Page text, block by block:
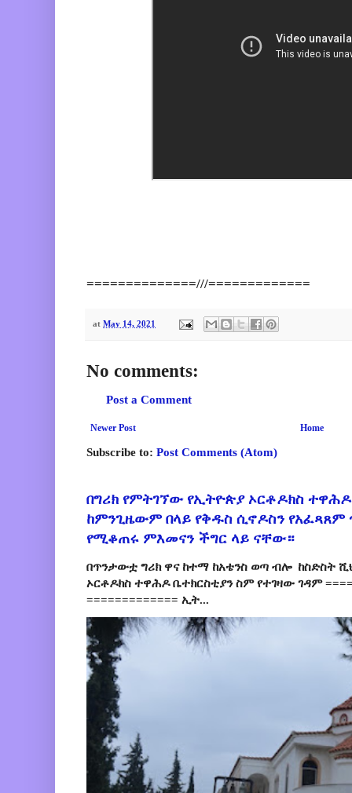
==============///=============
at May 14, 2021
No comments:
Post a Comment
Newer Post Home
Subscribe to: Post Comments (Atom)
በግሪክ የምትገኘው የኢትዮጵያ ኦርቶዶክስ
ከምንጊዜውም በላይ የቅዱስ ሲኖዶስን የአፈጻጸም
የሚቆጠሩ ምእመናን ችግር ላይ ናቸው።
በጥንታውቷ ግሪክ ዋና ከተማ ከአቴንስ ወጣ ብሎ ከስድስት
ኦርቶዶክስ ተዋሕዶ ቤተክርስቲያን ስም የተገዛው ገዳም
============= ኢት...